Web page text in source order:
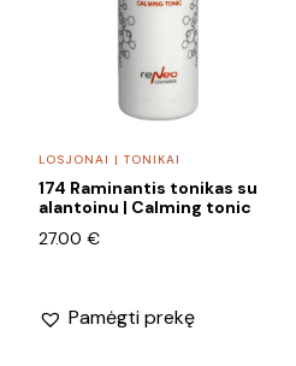
LOSJONAI | TONIKAI
174 Raminantis tonikas su
alantoinu | Calming tonic
27.00 €
Pamėgti prekę